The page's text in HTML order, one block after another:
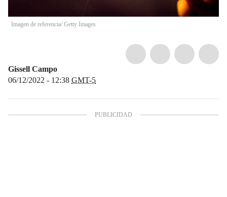
Imagen de referencia/ Getty Images
Gissell Campo
06/12/2022 - 12:38 GMT-5